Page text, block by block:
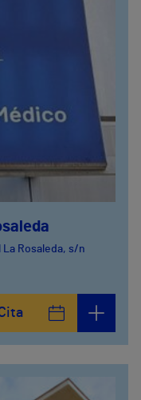
Rosaleda, s/n